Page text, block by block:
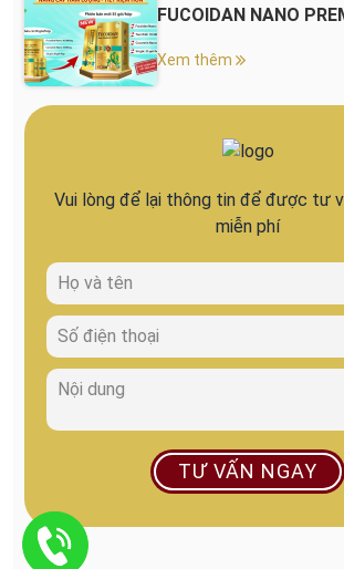
FUCOIDAN NANO
Xem thêm
Vui lòng để lại thông tin để được tư
miễn phí
TƯ VẤN NGAY
VIDEO